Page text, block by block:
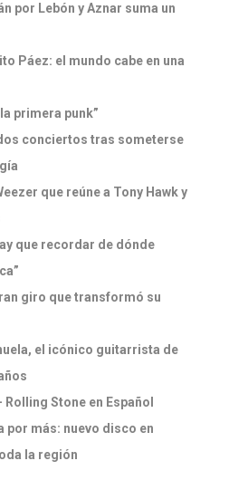
por Lebón y Aznar suma un
Páez: el mundo cabe en una
primera punk”
conciertos tras someterse
que reúne a Tony Hawk y
que recordar de dónde
giro que transformó su
el icónico guitarrista de
Rolling Stone en Español
por más: nuevo disco en
la región